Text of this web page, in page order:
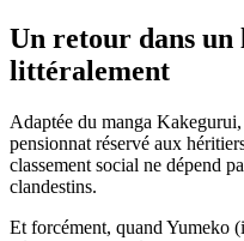
Un retour dans un
littéralement
Adaptée du manga
pensionnat réservé aux
classement social ne dépend
clandestins.
Et forcément, quand Yumeko